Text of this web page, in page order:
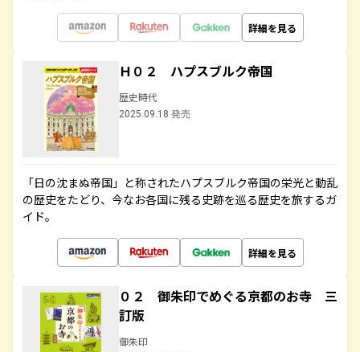
詳細を見る
Ｈ０２ ハプスブルク帝国
歴史時代
2025.09.18 発売
「日の沈まぬ帝国」と称されたハプスブルク帝国の栄光と動乱
の歴史をたどり、今なお各国に残る史跡を巡る歴史を旅するガ
イド。
詳細を見る
０２ 御朱印でめぐる京都のお寺 三
訂版
御朱印